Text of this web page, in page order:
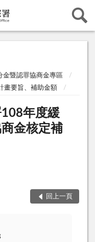
金暨認罪協商金專區
畫要旨、補助金額
年度緩
金核定補
回上一頁